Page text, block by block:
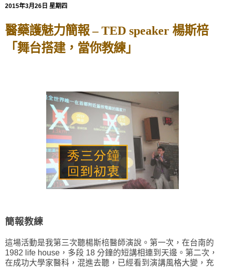
2015年3月26日 星期四
醫藥護魅力簡報 – TED speaker 楊斯棓
「舞台搭建，當你教練」
簡報教練
這場活動是我第三次聽楊斯棓醫師演說。第一次，在台南的
1982 life house，多段 18 分鐘的短講相連到天邊。第二次，
在成功大學家醫科，混進去聽，已經看到演講風格大變，充